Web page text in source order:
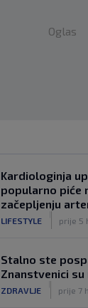
Oglas
Kardiologinja
popularno piće
začepljenju
LIFESTYLE prije 5
Stalno ste
Znanstvenici
ZDRAVLJE prije 7 h